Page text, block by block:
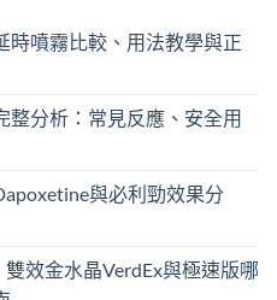
時噴霧比較、用法教學與正
整分析：常見反應、安全用
與必利勁效果分
效金水晶VerdEx與極速版哪